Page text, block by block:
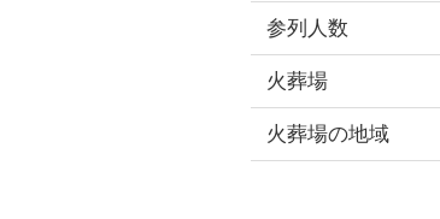
参列人数
火葬場
火葬場の地域